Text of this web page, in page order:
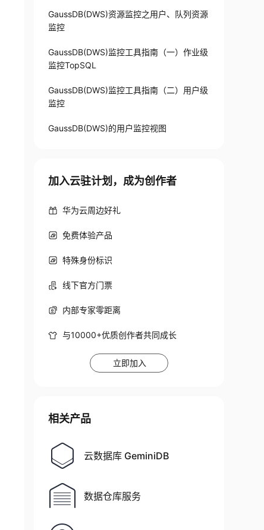
GaussDB(DWS)资源监控之用户、队列资源
监控
GaussDB(DWS)监控工具指南（一）作业级
监控TopSQL
GaussDB(DWS)监控工具指南（二）用户级
监控
GaussDB(DWS)的用户监控视图
加入云驻计划，成为创作者
华为云周边好礼
免费体验产品
特殊身份标识
线下官方门票
内部专家零距离
与10000+优质创作者共同成长
立即加入
相关产品
云数据库 GeminiDB
数据仓库服务